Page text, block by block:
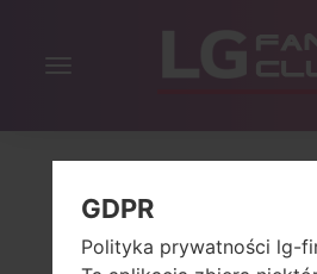
Włącz
GDPR
Polityka prywatności lg-